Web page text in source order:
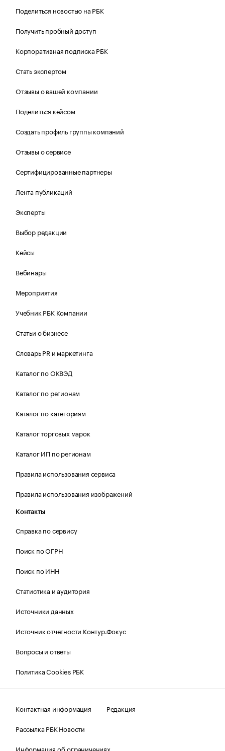
Поделиться новостью на РБК
Получить пробный доступ
Корпоративная подписка РБК
Стать экспертом
Отзывы о вашей компании
Поделиться кейсом
Создать профиль группы компаний
Отзывы о сервисе
Сертифицированные партнеры
Лента публикаций
Эксперты
Выбор редакции
Кейсы
Вебинары
Мероприятия
Учебник РБК Компании
Статьи о бизнесе
Словарь PR и маркетинга
Каталог по ОКВЭД
Каталог по регионам
Каталог по категориям
Каталог торговых марок
Каталог ИП по регионам
Правила использования сервиса
Правила использования изображений
Контакты
Справка по сервису
Поиск по ОГРН
Поиск по ИНН
Статистика и аудитория
Источники данных
Источник отчетности Контур.Фокус
Вопросы и ответы
Политика Cookies РБК
Контактная информация
Редакция
Рассылка РБК Новости
Информация об ограничениях